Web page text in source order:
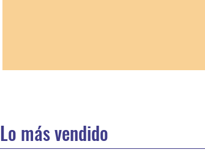
Lo más vendido